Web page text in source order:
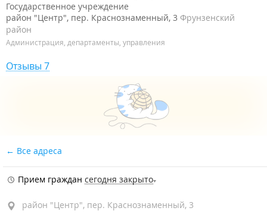
Государственное учреждение
район "Центр", пер. Краснознаменный, 3 Фрунзенский
район
Администрация, департаменты, управления
Отзывы 7
Все адреса
Прием граждан сегодня закрыто
район "Центр", пер. Краснознаменный, 3